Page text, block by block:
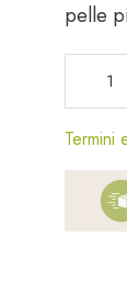
pelle
Corpo
150
ml
quantità
Termini